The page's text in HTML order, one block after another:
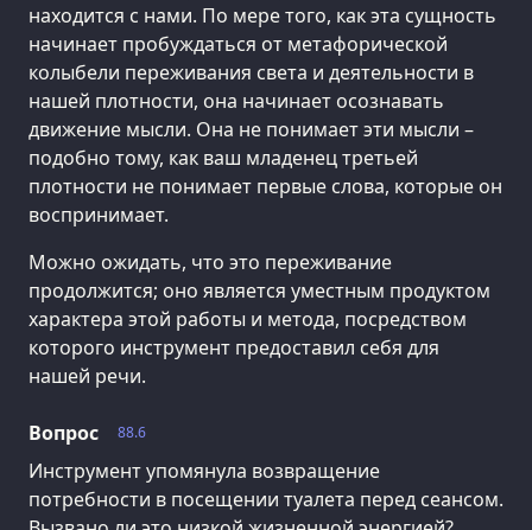
находится с нами. По мере того, как эта сущность
начинает пробуждаться от метафорической
колыбели переживания света и деятельности в
нашей плотности, она начинает осознавать
движение мысли. Она не понимает эти мысли –
подобно тому, как ваш младенец третьей
плотности не понимает первые слова, которые он
воспринимает.
Можно ожидать, что это переживание
продолжится; оно является уместным продуктом
характера этой работы и метода, посредством
которого инструмент предоставил себя для
нашей речи.
88.6
Вопрос
Инструмент упомянула возвращение
потребности в посещении туалета перед сеансом.